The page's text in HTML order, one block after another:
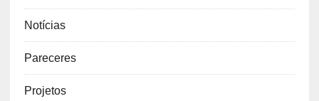
Notícias
Pareceres
Projetos